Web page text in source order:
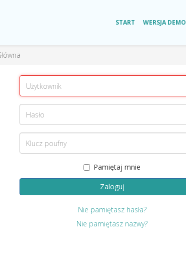
START WERSJA DEMO
Pamiętaj mnie
Zaloguj
Nie pamiętasz hasła?
Nie pamiętasz nazwy?